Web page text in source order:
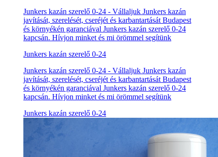
Junkers kazán szerelő 0-24 - Vállaljuk Junkers kazán
javítását, szerelését, cseréjét és karbantartását Budapest
és környékén garanciával Junkers kazán szerelő 0-24
kapcsán. Hívjon minket és mi örömmel segítünk
Junkers kazán szerelő 0-24
Junkers kazán szerelő 0-24 - Vállaljuk Junkers kazán
javítását, szerelését, cseréjét és karbantartását Budapest
és környékén garanciával Junkers kazán szerelő 0-24
kapcsán. Hívjon minket és mi örömmel segítünk
Junkers kazán szerelő 0-24